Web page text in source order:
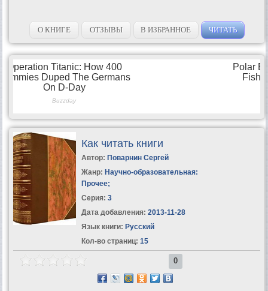
О КНИГЕ ОТЗЫВЫ В ИЗБРАННОЕ ЧИТАТЬ
Как читать книги
Автор: Поварнин Сергей
Жанр: Научно-образовательная:
Прочее;
Серия: 3
Дата добавления: 2013-11-28
Язык книги: Русский
Кол-во страниц: 15
0